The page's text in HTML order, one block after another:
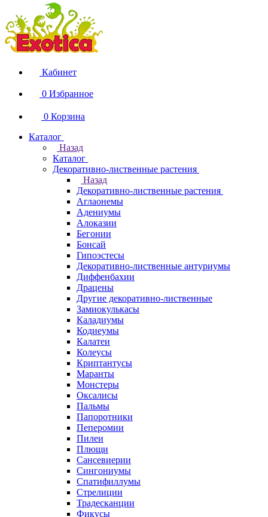
Кабинет
0 Избранное
0 Корзина
Каталог
Назад
Каталог
Декоративно-лиственные растения
Назад
Декоративно-лиственные растения
Аглаонемы
Адениумы
Алоказии
Бегонии
Бонсай
Гипоэстесы
Декоративно-лиственные антуриумы
Диффенбахии
Драцены
Другие декоративно-лиственные
Замиокулькасы
Каладиумы
Кодиеумы
Калатеи
Колеусы
Криптантусы
Маранты
Монстеры
Оксалисы
Пальмы
Папоротники
Пеперомии
Пилеи
Плющи
Сансевиерии
Сингониумы
Спатифиллумы
Стрелиции
Традесканции
Фикусы